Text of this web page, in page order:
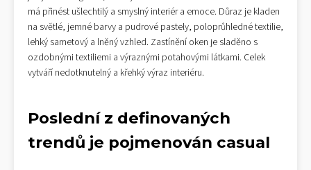
má přinést ušlechtilý a smyslný interiér a emoce. Důraz je kladen
na světlé, jemné barvy a pudrové pastely, poloprůhledné textilie,
lehký sametový a lněný vzhled. Zastínění oken je sladěno s
ozdobnými textiliemi a výraznými potahovými látkami. Celek
vytváří nedotknutelný a křehký výraz interiéru.
Poslední z definovaných
trendů je pojmenován casual